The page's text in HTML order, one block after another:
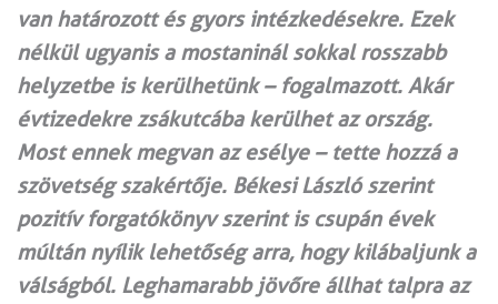
van határozott és gyors intézkedésekre. Ezek
nélkül ugyanis a mostaninál sokkal rosszabb
helyzetbe is kerülhetünk – fogalmazott. Akár
évtizedekre zsákutcába kerülhet az ország.
Most ennek megvan az esélye – tette hozzá a
szövetség szakértője. Békesi László szerint
pozitív forgatókönyv szerint is csupán évek
múltán nyílik lehetőség arra, hogy kilábaljunk a
válságból. Leghamarabb jövőre állhat talpra az